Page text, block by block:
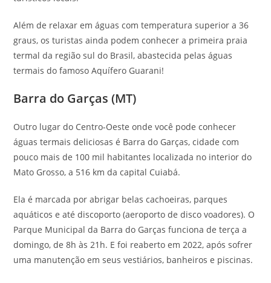
Além de relaxar em águas com temperatura superior a 36
graus, os turistas ainda podem conhecer a primeira praia
termal da região sul do Brasil, abastecida pelas águas
termais do famoso Aquífero Guarani!
Barra do Garças (MT)
Outro lugar do Centro-Oeste onde você pode conhecer
águas termais deliciosas é Barra do Garças, cidade com
pouco mais de 100 mil habitantes localizada no interior do
Mato Grosso, a 516 km da capital Cuiabá.
Ela é marcada por abrigar belas cachoeiras, parques
aquáticos e até discoporto (aeroporto de disco voadores). O
Parque Municipal da Barra do Garças funciona de terça a
domingo, de 8h às 21h. E foi reaberto em 2022, após sofrer
uma manutenção em seus vestiários, banheiros e piscinas.